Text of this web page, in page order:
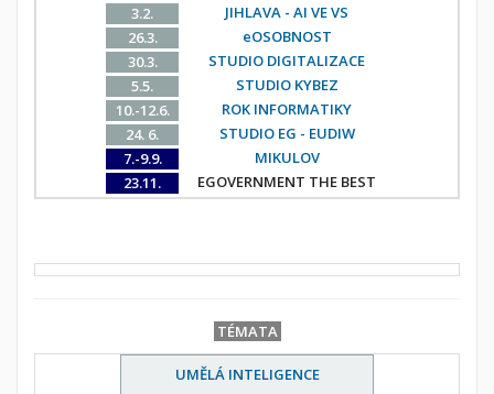
3.2.
JIHLAVA - AI VE VS
26.3.
eOSOBNOST
30.3.
STUDIO DIGITALIZACE
5.5.
STUDIO KYBEZ
10.-12.6.
ROK INFORMATIKY
24. 6.
STUDIO EG - EUDIW
7.-9.9.
MIKULOV
23.11.
EGOVERNMENT THE BEST
TÉMATA
UMĚLÁ INTELIGENCE